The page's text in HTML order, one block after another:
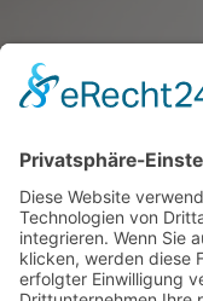
Verkaufen
darin